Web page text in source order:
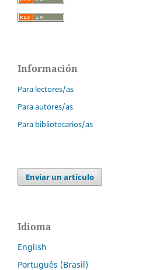
Información
Para lectores/as
Para autores/as
Para bibliotecarios/as
Enviar un artículo
Idioma
English
Português (Brasil)